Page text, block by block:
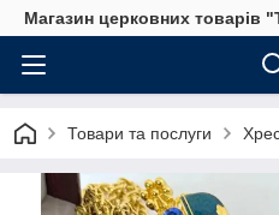
Магазин церковних товарів
Товари та послуги